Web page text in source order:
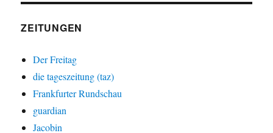
ZEITUNGEN
Der Freitag
die tageszeitung (taz)
Frankfurter Rundschau
guardian
Jacobin